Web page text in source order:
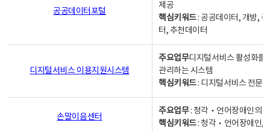
공공데이터포털
제공
핵심키워드: 공공데이터, 개방,
터, 추천데이터
디지털서비스 이용지원시스템
주요업무디지털서비스 활성화를
관리하는 시스템
핵심키워드: 디지털서비스 전문
손말이음센터
주요업무: 청각‧언어장애인의
핵심키워드: 청각‧언어장애인,